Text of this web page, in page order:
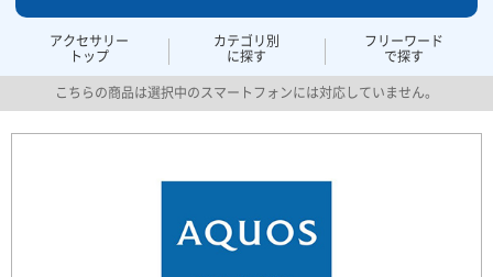
アクセサリー
トップ
カテゴリ別
に探す
フリーワード
で探す
こちらの商品は選択中のスマートフォンには対応していません。